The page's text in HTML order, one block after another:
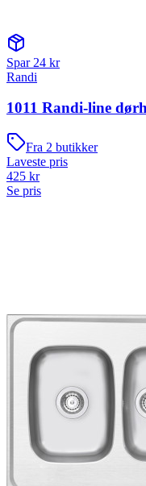
Spar 24 kr
Randi
1011 Randi-line
Fra 2 butikker
Laveste pris
425 kr
Se pris